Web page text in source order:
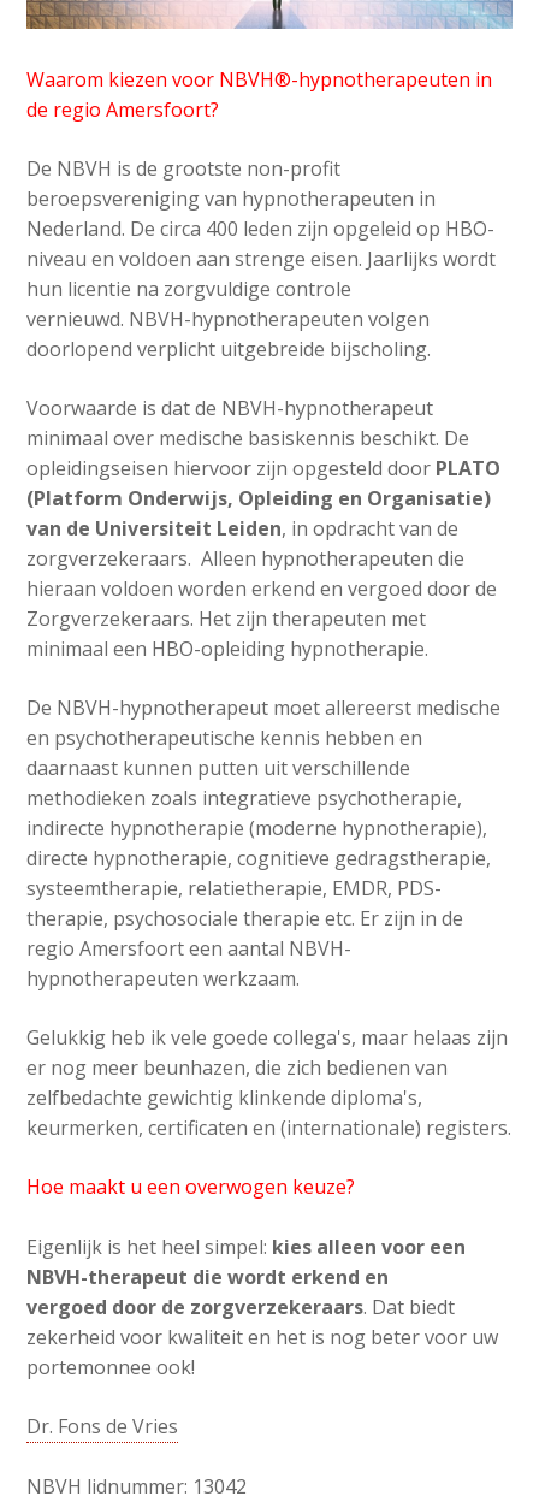
Waarom kiezen voor NBVH®-hypnotherapeuten in
de regio Amersfoort?
De NBVH is de grootste non-profit
beroepsvereniging van hypnotherapeuten in
Nederland. De circa 400 leden zijn opgeleid op HBO-
niveau en voldoen aan strenge eisen. Jaarlijks wordt
hun licentie na zorgvuldige controle
vernieuwd. NBVH-hypnotherapeuten volgen
doorlopend verplicht uitgebreide bijscholing.
Voorwaarde is dat de NBVH-hypnotherapeut
minimaal over medische basiskennis beschikt. De
opleidingseisen hiervoor zijn opgesteld door PLATO
(Platform Onderwijs, Opleiding en Organisatie)
van de Universiteit Leiden, in opdracht van de
zorgverzekeraars. Alleen hypnotherapeuten die
hieraan voldoen worden erkend en vergoed door de
Zorgverzekeraars. Het zijn therapeuten met
minimaal een HBO-opleiding hypnotherapie.
De NBVH-hypnotherapeut moet allereerst medische
en psychotherapeutische kennis hebben en
daarnaast kunnen putten uit verschillende
methodieken zoals integratieve psychotherapie,
indirecte hypnotherapie (moderne hypnotherapie),
directe hypnotherapie, cognitieve gedragstherapie,
systeemtherapie, relatietherapie, EMDR, PDS-
therapie, psychosociale therapie etc. Er zijn in de
regio Amersfoort een aantal NBVH-
hypnotherapeuten werkzaam.
Gelukkig heb ik vele goede collega's, maar helaas zijn
er nog meer beunhazen, die zich bedienen van
zelfbedachte gewichtig klinkende diploma's,
keurmerken, certificaten en (internationale) registers.
Hoe maakt u een overwogen keuze?
Eigenlijk is het heel simpel: kies alleen voor een
NBVH-therapeut die wordt erkend en
vergoed door de zorgverzekeraars. Dat biedt
zekerheid voor kwaliteit en het is nog beter voor uw
portemonnee ook!
Dr. Fons de Vries
NBVH lidnummer: 13042